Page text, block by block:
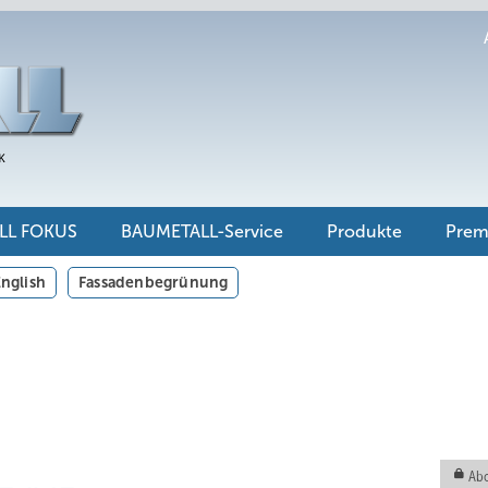
FOKUS BAUMETALL-Service Produkte
Fassadenbegrünung